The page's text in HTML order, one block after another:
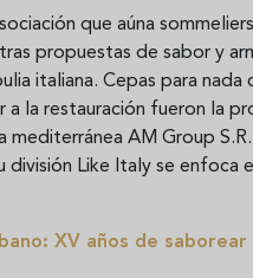
que aúna
propuestas de sabor y
italiana. Cepas para nada
la restauración fueron la
mediterránea AM Group
división Like Italy se enfoca
XV años de